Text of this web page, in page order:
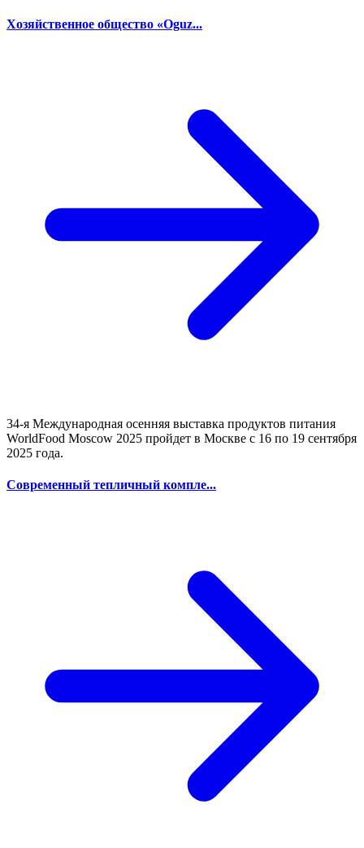
Хозяйственное общество «Oguz...
34-я Международная осенняя выставка продуктов питания
WorldFood Moscow 2025 пройдет в Москве с 16 по 19 сентября
2025 года.
Современный тепличный компле...